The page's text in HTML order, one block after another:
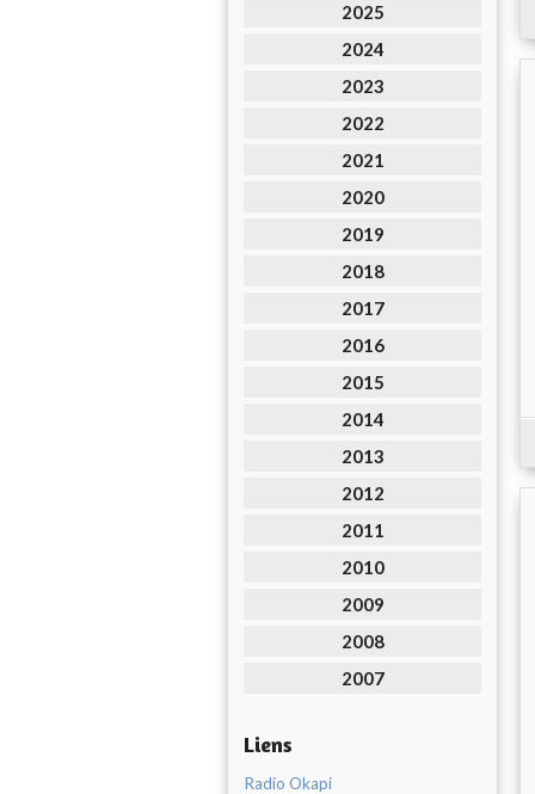
2025
2024
2023
2022
2021
2020
2019
2018
2017
2016
2015
2014
2013
2012
2011
2010
2009
2008
2007
Liens
Radio Okapi